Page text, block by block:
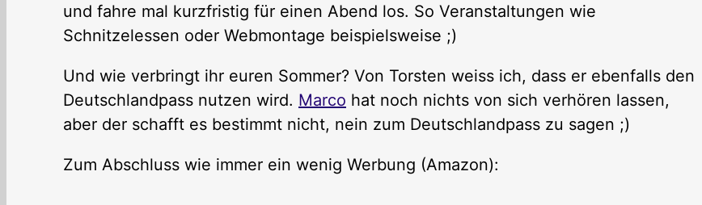
und fahre mal kurzfristig für einen Abend los. So Veranstaltungen wie
Schnitzelessen oder Webmontage beispielsweise ;)
Und wie verbringt ihr euren Sommer? Von Torsten weiss ich, dass er ebenfalls den
Deutschlandpass nutzen wird. Marco hat noch nichts von sich verhören lassen,
aber der schafft es bestimmt nicht, nein zum Deutschlandpass zu sagen ;)
Zum Abschluss wie immer ein wenig Werbung (Amazon):